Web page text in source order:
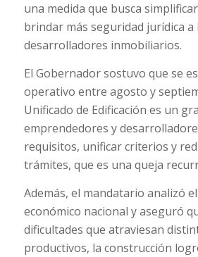
una medida que busca
brindar más seguridad jurídica a
desarrolladores inmobiliarios.
El Gobernador sostuvo que se
operativo entre agosto y
Unificado de Edificación es un
emprendedores y
requisitos, unificar criterios y
trámites, que es una queja
Además, el mandatario analizó
económico nacional y aseguró
dificultades que atraviesan
productivos, la construcción